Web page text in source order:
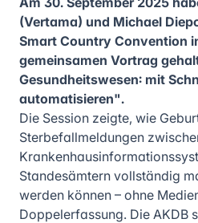
(Vertama) und Michael
Smart Country Convention
gemeinsamen Vortrag
Gesundheitswesen: mit
automatisieren".
Die Session zeigte, wie
Sterbefallmeldungen
Standesämtern vollständig
werden können – ohne
Doppelerfassung. Die AKDB